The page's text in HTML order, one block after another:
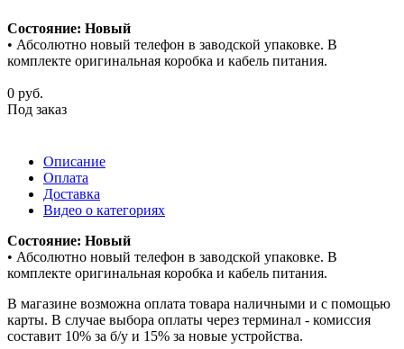
Состояние: Новый
• Абсолютно новый телефон в заводской упаковке. В
комплекте оригинальная коробка и кабель питания.
0 руб.
Под заказ
Описание
Оплата
Доставка
Видео о категориях
Состояние: Новый
• Абсолютно новый телефон в заводской упаковке. В
комплекте оригинальная коробка и кабель питания.
В магазине возможна оплата товара наличными и с помощью
карты. В случае выбора оплаты через терминал - комиссия
составит 10% за б/у и 15% за новые устройства.